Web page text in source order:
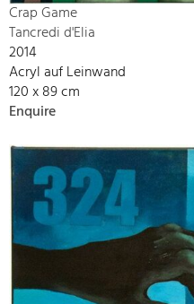
Crap Game
Tancredi d'Elia
2014
Acryl auf Leinwand
120 x 89 cm
Enquire